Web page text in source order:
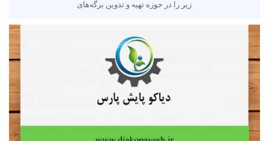
زیر را در حوزه تهیه و تدوین برگه‌های